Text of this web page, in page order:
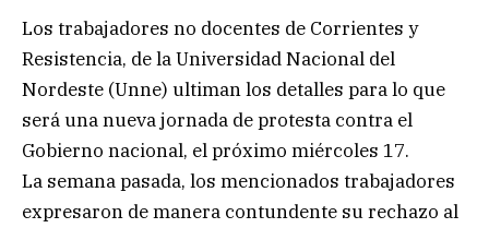
Los trabajadores no docentes de Corrientes y
Resistencia, de la Universidad Nacional del
Nordeste (Unne) ultiman los detalles para lo que
será una nueva jornada de protesta contra el
Gobierno nacional, el próximo miércoles 17.
La semana pasada, los mencionados trabajadores
expresaron de manera contundente su rechazo al